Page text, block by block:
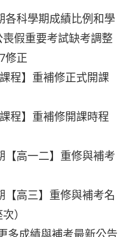
各科學期成績比例和學
假重要考試缺考調整
修正
程】重補修正式開課
程】重補修開課時程
【高一二】重修與補考
【高三】重修與補考名
）
多成績與補考最新公告